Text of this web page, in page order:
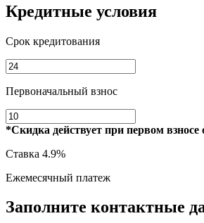
Кредитные условия
Срок кредитования
Первоначальный взнос
*Скидка действует при первом взносе
Ставка 4.9%
Ежемесячный платеж
Заполните контактные